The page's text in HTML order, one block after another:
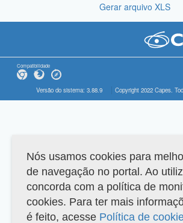
Gerar arquivo XLS
Compatibilidade
Versão do sistema: 3.88.9 Copyright 2022 Capes.
Nós usamos cookies para
de navegação no portal. Ao
concorda com a política de
cookies. Para ter mais
é feito, acesse Política de